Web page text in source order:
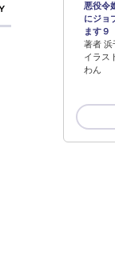
悪役令
にジョ
ます９
著者 浜
イラス
わん